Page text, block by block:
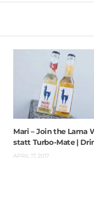
Mari – Join the Lama
statt Turbo-Mate |
APRIL 17, 2017